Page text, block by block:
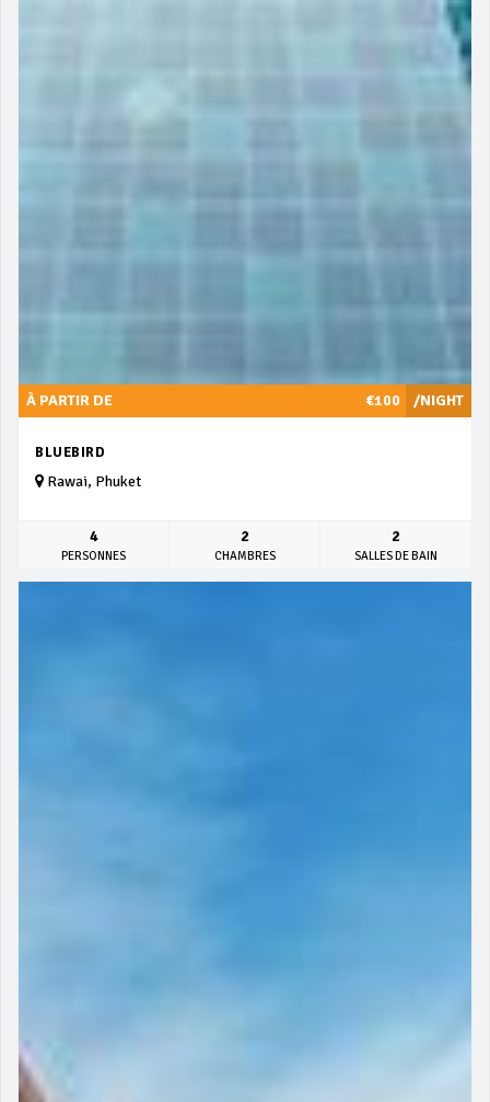
/NIGHT
À PARTIR DE €100
BLUEBIRD
Rawai, Phuket
4
PERSONNES
2
CHAMBRES
2
SALLES DE BAIN